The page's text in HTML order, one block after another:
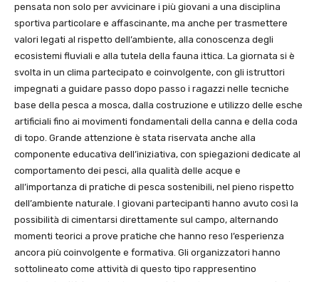
pensata non solo per avvicinare i più giovani a una disciplina
sportiva particolare e affascinante, ma anche per trasmettere
valori legati al rispetto dell’ambiente, alla conoscenza degli
ecosistemi fluviali e alla tutela della fauna ittica. La giornata si è
svolta in un clima partecipato e coinvolgente, con gli istruttori
impegnati a guidare passo dopo passo i ragazzi nelle tecniche
base della pesca a mosca, dalla costruzione e utilizzo delle esche
artificiali fino ai movimenti fondamentali della canna e della coda
di topo. Grande attenzione è stata riservata anche alla
componente educativa dell’iniziativa, con spiegazioni dedicate al
comportamento dei pesci, alla qualità delle acque e
all’importanza di pratiche di pesca sostenibili, nel pieno rispetto
dell’ambiente naturale. I giovani partecipanti hanno avuto così la
possibilità di cimentarsi direttamente sul campo, alternando
momenti teorici a prove pratiche che hanno reso l’esperienza
ancora più coinvolgente e formativa. Gli organizzatori hanno
sottolineato come attività di questo tipo rappresentino